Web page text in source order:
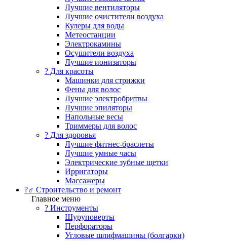
Лучшие вентиляторы
Лучшие очистители воздуха
Кулеры для воды
Метеостанции
Электрокамины
Осушители воздуха
Лучшие ионизаторы
? Для красоты
Машинки для стрижки
Фены для волос
Лучшие электробритвы
Лучшие эпиляторы
Напольные весы
Триммеры для волос
? Для здоровья
Лучшие фитнес-браслеты
Лучшие умные часы
Электрические зубные щетки
Ирригаторы
Массажеры
?‍♂️ Строительство и ремонт
Главное меню
?️ Инструменты
Шуруповерты
Перфораторы
Угловые шлифмашины (болгарки)